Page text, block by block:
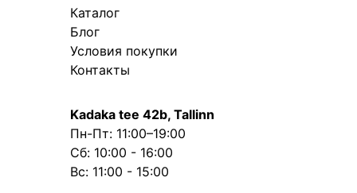
Каталог
Блог
Условия покупки
Контакты
Kadaka tee 42b, Tallinn
Пн-Пт: 11:00–19:00
Сб: 10:00 - 16:00
Вс: 11:00 - 15:00